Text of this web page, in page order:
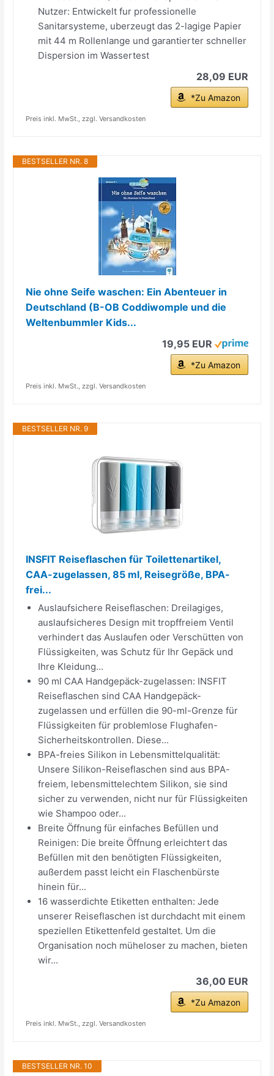
Nutzer: Entwickelt fur professionelle
Sanitarsysteme, uberzeugt das 2-lagige Papier
mit 44 m Rollenlange und garantierter schneller
Dispersion im Wassertest
28,09 EUR
*Zu Amazon
Preis inkl. MwSt., zzgl. Versandkosten
BESTSELLER NR. 8
Nie ohne Seife waschen: Ein Abenteuer in
Deutschland (B-OB Coddiwomple und die
Weltenbummler Kids...
19,95 EUR
*Zu Amazon
Preis inkl. MwSt., zzgl. Versandkosten
BESTSELLER NR. 9
INSFIT Reiseflaschen für Toilettenartikel,
CAA-zugelassen, 85 ml, Reisegröße, BPA-
frei...
Auslaufsichere Reiseflaschen: Dreilagiges,
auslaufsicheres Design mit tropffreiem Ventil
verhindert das Auslaufen oder Verschütten von
Flüssigkeiten, was Schutz für Ihr Gepäck und
Ihre Kleidung...
90 ml CAA Handgepäck-zugelassen: INSFIT
Reiseflaschen sind CAA Handgepäck-
zugelassen und erfüllen die 90-ml-Grenze für
Flüssigkeiten für problemlose Flughafen-
Sicherheitskontrollen. Diese...
BPA-freies Silikon in Lebensmittelqualität:
Unsere Silikon-Reiseflaschen sind aus BPA-
freiem, lebensmittelechtem Silikon, sie sind
sicher zu verwenden, nicht nur für Flüssigkeiten
wie Shampoo oder...
Breite Öffnung für einfaches Befüllen und
Reinigen: Die breite Öffnung erleichtert das
Befüllen mit den benötigten Flüssigkeiten,
außerdem passt leicht ein Flaschenbürste
hinein für...
16 wasserdichte Etiketten enthalten: Jede
unserer Reiseflaschen ist durchdacht mit einem
speziellen Etikettenfeld gestaltet. Um die
Organisation noch müheloser zu machen, bieten
wir...
36,00 EUR
*Zu Amazon
Preis inkl. MwSt., zzgl. Versandkosten
BESTSELLER NR. 10